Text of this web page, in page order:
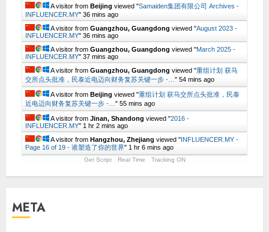
A visitor from Beijing viewed "Samaiden集团有限公司 Archives -
INFLUENCER.MY" 36 mins ago
A visitor from Guangzhou, Guangdong viewed "August 2023 -
INFLUENCER.MY" 37 mins ago
A visitor from Guangzhou, Guangdong viewed "March 2025 -
INFLUENCER.MY" 37 mins ago
A visitor from Guangzhou, Guangdong viewed "重组计划 获马
交所点头批准，民泰近电迈向财务复苏关键一步 -… " 54 mins ago
A visitor from Beijing viewed "重组计划 获马交所点头批准，民泰
近电迈向财务复苏关键一步 -… " 55 mins ago
A visitor from Jinan, Shandong viewed "2016 -
INFLUENCER.MY" 1 hr 2 mins ago
A visitor from Hangzhou, Zhejiang viewed "INFLUENCER.MY -
Page 16 of 19 - 谁塑造了你的世界" 1 hr 6 mins ago
Get Script Real Time Tracking ON
META